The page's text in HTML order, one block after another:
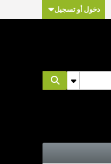
دخول أو تسجيل